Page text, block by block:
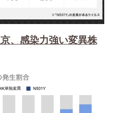
、感染力強い変異株